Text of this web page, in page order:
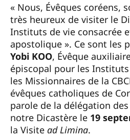
« Nous, Évêques coréens,
très heureux de visiter le
Instituts de vie consacrée
apostolique ». Ce sont les
Yobi KOO, Évêque
épiscopal pour les
les Missionnaires de la
évêques catholiques de
parole de la délégation des
notre Dicastère le 19
la Visite ad Limina.